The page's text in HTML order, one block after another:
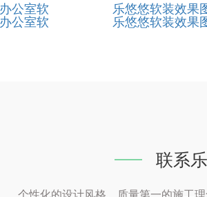
公室软 乐悠悠软装效果
公室软
乐悠悠软装效果
联系